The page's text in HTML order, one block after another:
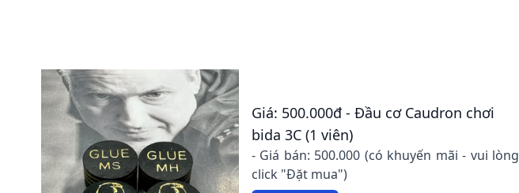
Giá: 500.000đ - Đầu cơ Caudron chơi
bida 3C (1 viên)
- Giá bán: 500.000 (có khuyến mãi - vui lòng
click "Đặt mua")